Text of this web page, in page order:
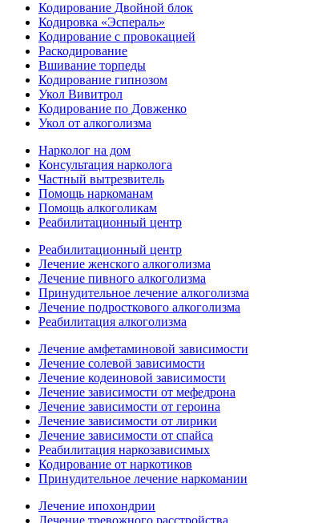
Кодирование Двойной блок
Кодировка «Эспераль»
Кодирование с провокацией
Раскодирование
Вшивание торпеды
Кодирование гипнозом
Укол Вивитрол
Кодирование по Довженко
Укол от алкоголизма
Нарколог на дом
Консультация нарколога
Частный вытрезвитель
Помощь наркоманам
Помощь алкоголикам
Реабилитационный центр
Реабилитационный центр
Лечение женского алкоголизма
Лечение пивного алкоголизма
Принудительное лечение алкоголизма
Лечение подросткового алкоголизма
Реабилитация алкоголизма
Лечение амфетаминовой зависимости
Лечение солевой зависимости
Лечение кодеиновой зависимости
Лечение зависимости от мефедрона
Лечение зависимости от героина
Лечение зависимости от лирики
Лечение зависимости от спайса
Реабилитация наркозависимых
Кодирование от наркотиков
Принудительное лечение наркомании
Лечение ипохондрии
Лечение тревожного расстройства